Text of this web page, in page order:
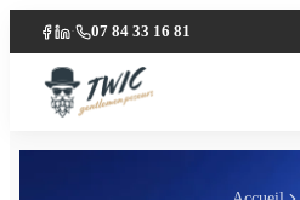
Facebook
LinkedIn
· 07 84 33 16 81